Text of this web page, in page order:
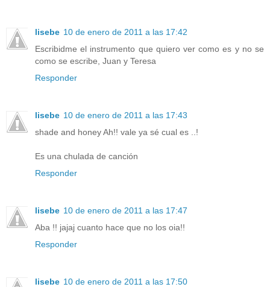
lisebe 10 de enero de 2011 a las 17:42
Escribidme el instrumento que quiero ver como es y no se
como se escribe, Juan y Teresa
Responder
lisebe 10 de enero de 2011 a las 17:43
shade and honey Ah!! vale ya sé cual es ..!
Es una chulada de canción
Responder
lisebe 10 de enero de 2011 a las 17:47
Aba !! jajaj cuanto hace que no los oia!!
Responder
lisebe 10 de enero de 2011 a las 17:50